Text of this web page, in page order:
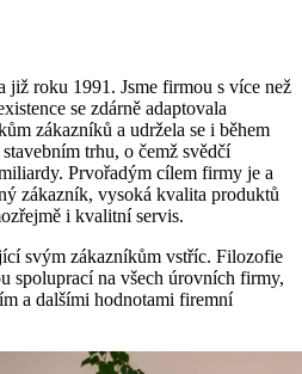
již roku 1991. Jsme firmou s více než
se zdárně adaptovala
zákazníků a udržela se i během
trhu, o čemž svědčí
Prvořadým cílem firmy je a
zákazník, vysoká kvalita produktů
i kvalitní servis.
svým zákazníkům vstříc. Filozofie
spoluprací na všech úrovních firmy,
a dalšími hodnotami firemní